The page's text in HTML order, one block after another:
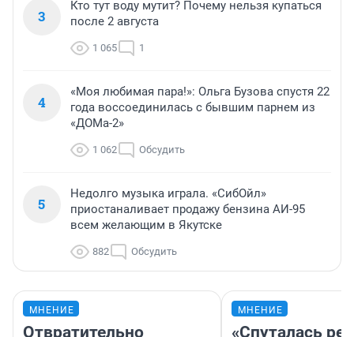
3
Кто тут воду мутит? Почему нельзя купаться
после 2 августа
1 065 1
4
«Моя любимая пара!»: Ольга Бузова спустя 22
года воссоединилась с бывшим парнем из
«ДОМа-2»
1 062 Обсудить
5
Недолго музыка играла. «СибОйл»
приостаналивает продажу бензина АИ-95
всем желающим в Якутске
882 Обсудить
МНЕНИЕ
Отвратительно
МНЕНИЕ
«Спуталась